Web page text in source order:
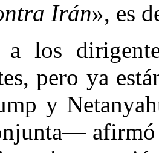
Irán», es
los
pero ya
y